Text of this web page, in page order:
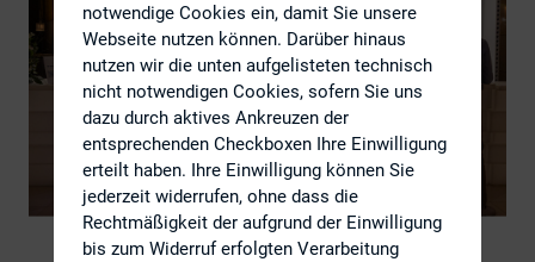
notwendige Cookies ein, damit Sie unsere
Webseite nutzen können. Darüber hinaus
nutzen wir die unten aufgelisteten technisch
nicht notwendigen Cookies, sofern Sie uns
dazu durch aktives Ankreuzen der
entsprechenden Checkboxen Ihre Einwilligung
erteilt haben. Ihre Einwilligung können Sie
jederzeit widerrufen, ohne dass die
Rechtmäßigkeit der aufgrund der Einwilligung
bis zum Widerruf erfolgten Verarbeitung